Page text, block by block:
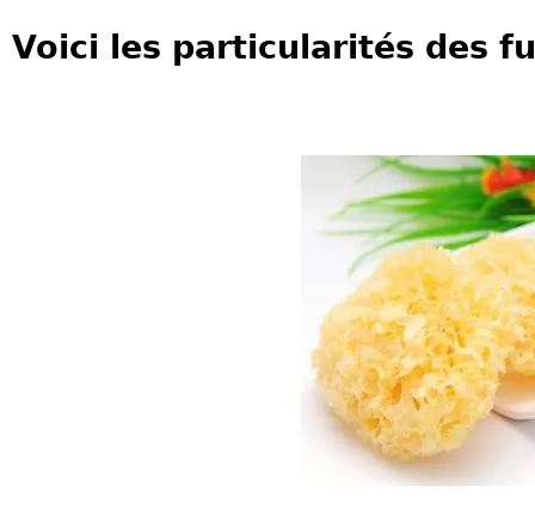
Voici les particularités des